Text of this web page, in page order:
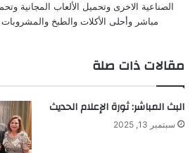
الصناعية الاخرى وتحميل الألعاب المجانية
مباشر وأحلى الأكلات والطبخ
مقالات ذات صلة
البث المباشر: ثورة الإعلام الحديث
سبتمبر 13, 2025